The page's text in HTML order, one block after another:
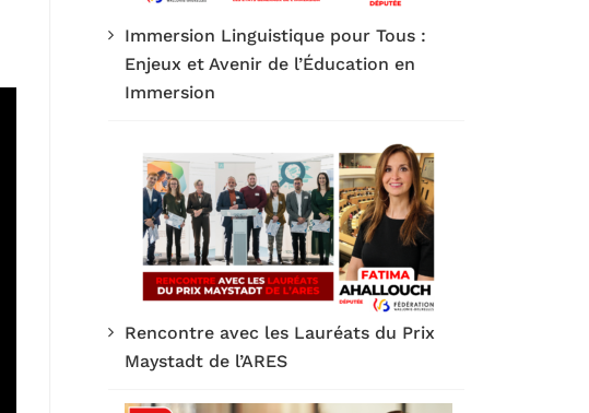
Immersion Linguistique pour Tous :
Enjeux et Avenir de l’Éducation en
Immersion
Rencontre avec les Lauréats du Prix
Maystadt de l’ARES